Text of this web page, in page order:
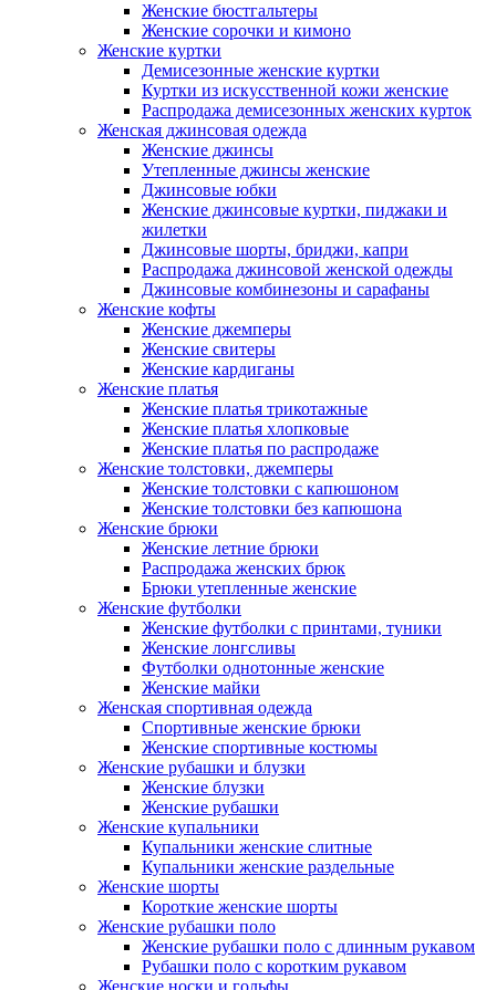
Женские бюстгальтеры
Женские сорочки и кимоно
Женские куртки
Демисезонные женские куртки
Куртки из искусственной кожи женские
Распродажа демисезонных женских курток
Женская джинсовая одежда
Женские джинсы
Утепленные джинсы женские
Джинсовые юбки
Женские джинсовые куртки, пиджаки и
жилетки
Джинсовые шорты, бриджи, капри
Распродажа джинсовой женской одежды
Джинсовые комбинезоны и сарафаны
Женские кофты
Женские джемперы
Женские свитеры
Женские кардиганы
Женские платья
Женские платья трикотажные
Женские платья хлопковые
Женские платья по распродаже
Женские толстовки, джемперы
Женские толстовки с капюшоном
Женские толстовки без капюшона
Женские брюки
Женские летние брюки
Распродажа женских брюк
Брюки утепленные женские
Женские футболки
Женские футболки с принтами, туники
Женские лонгсливы
Футболки однотонные женские
Женские майки
Женская спортивная одежда
Спортивные женские брюки
Женские спортивные костюмы
Женские рубашки и блузки
Женские блузки
Женские рубашки
Женские купальники
Купальники женские слитные
Купальники женские раздельные
Женские шорты
Короткие женские шорты
Женские рубашки поло
Женские рубашки поло с длинным рукавом
Рубашки поло с коротким рукавом
Женские носки и гольфы